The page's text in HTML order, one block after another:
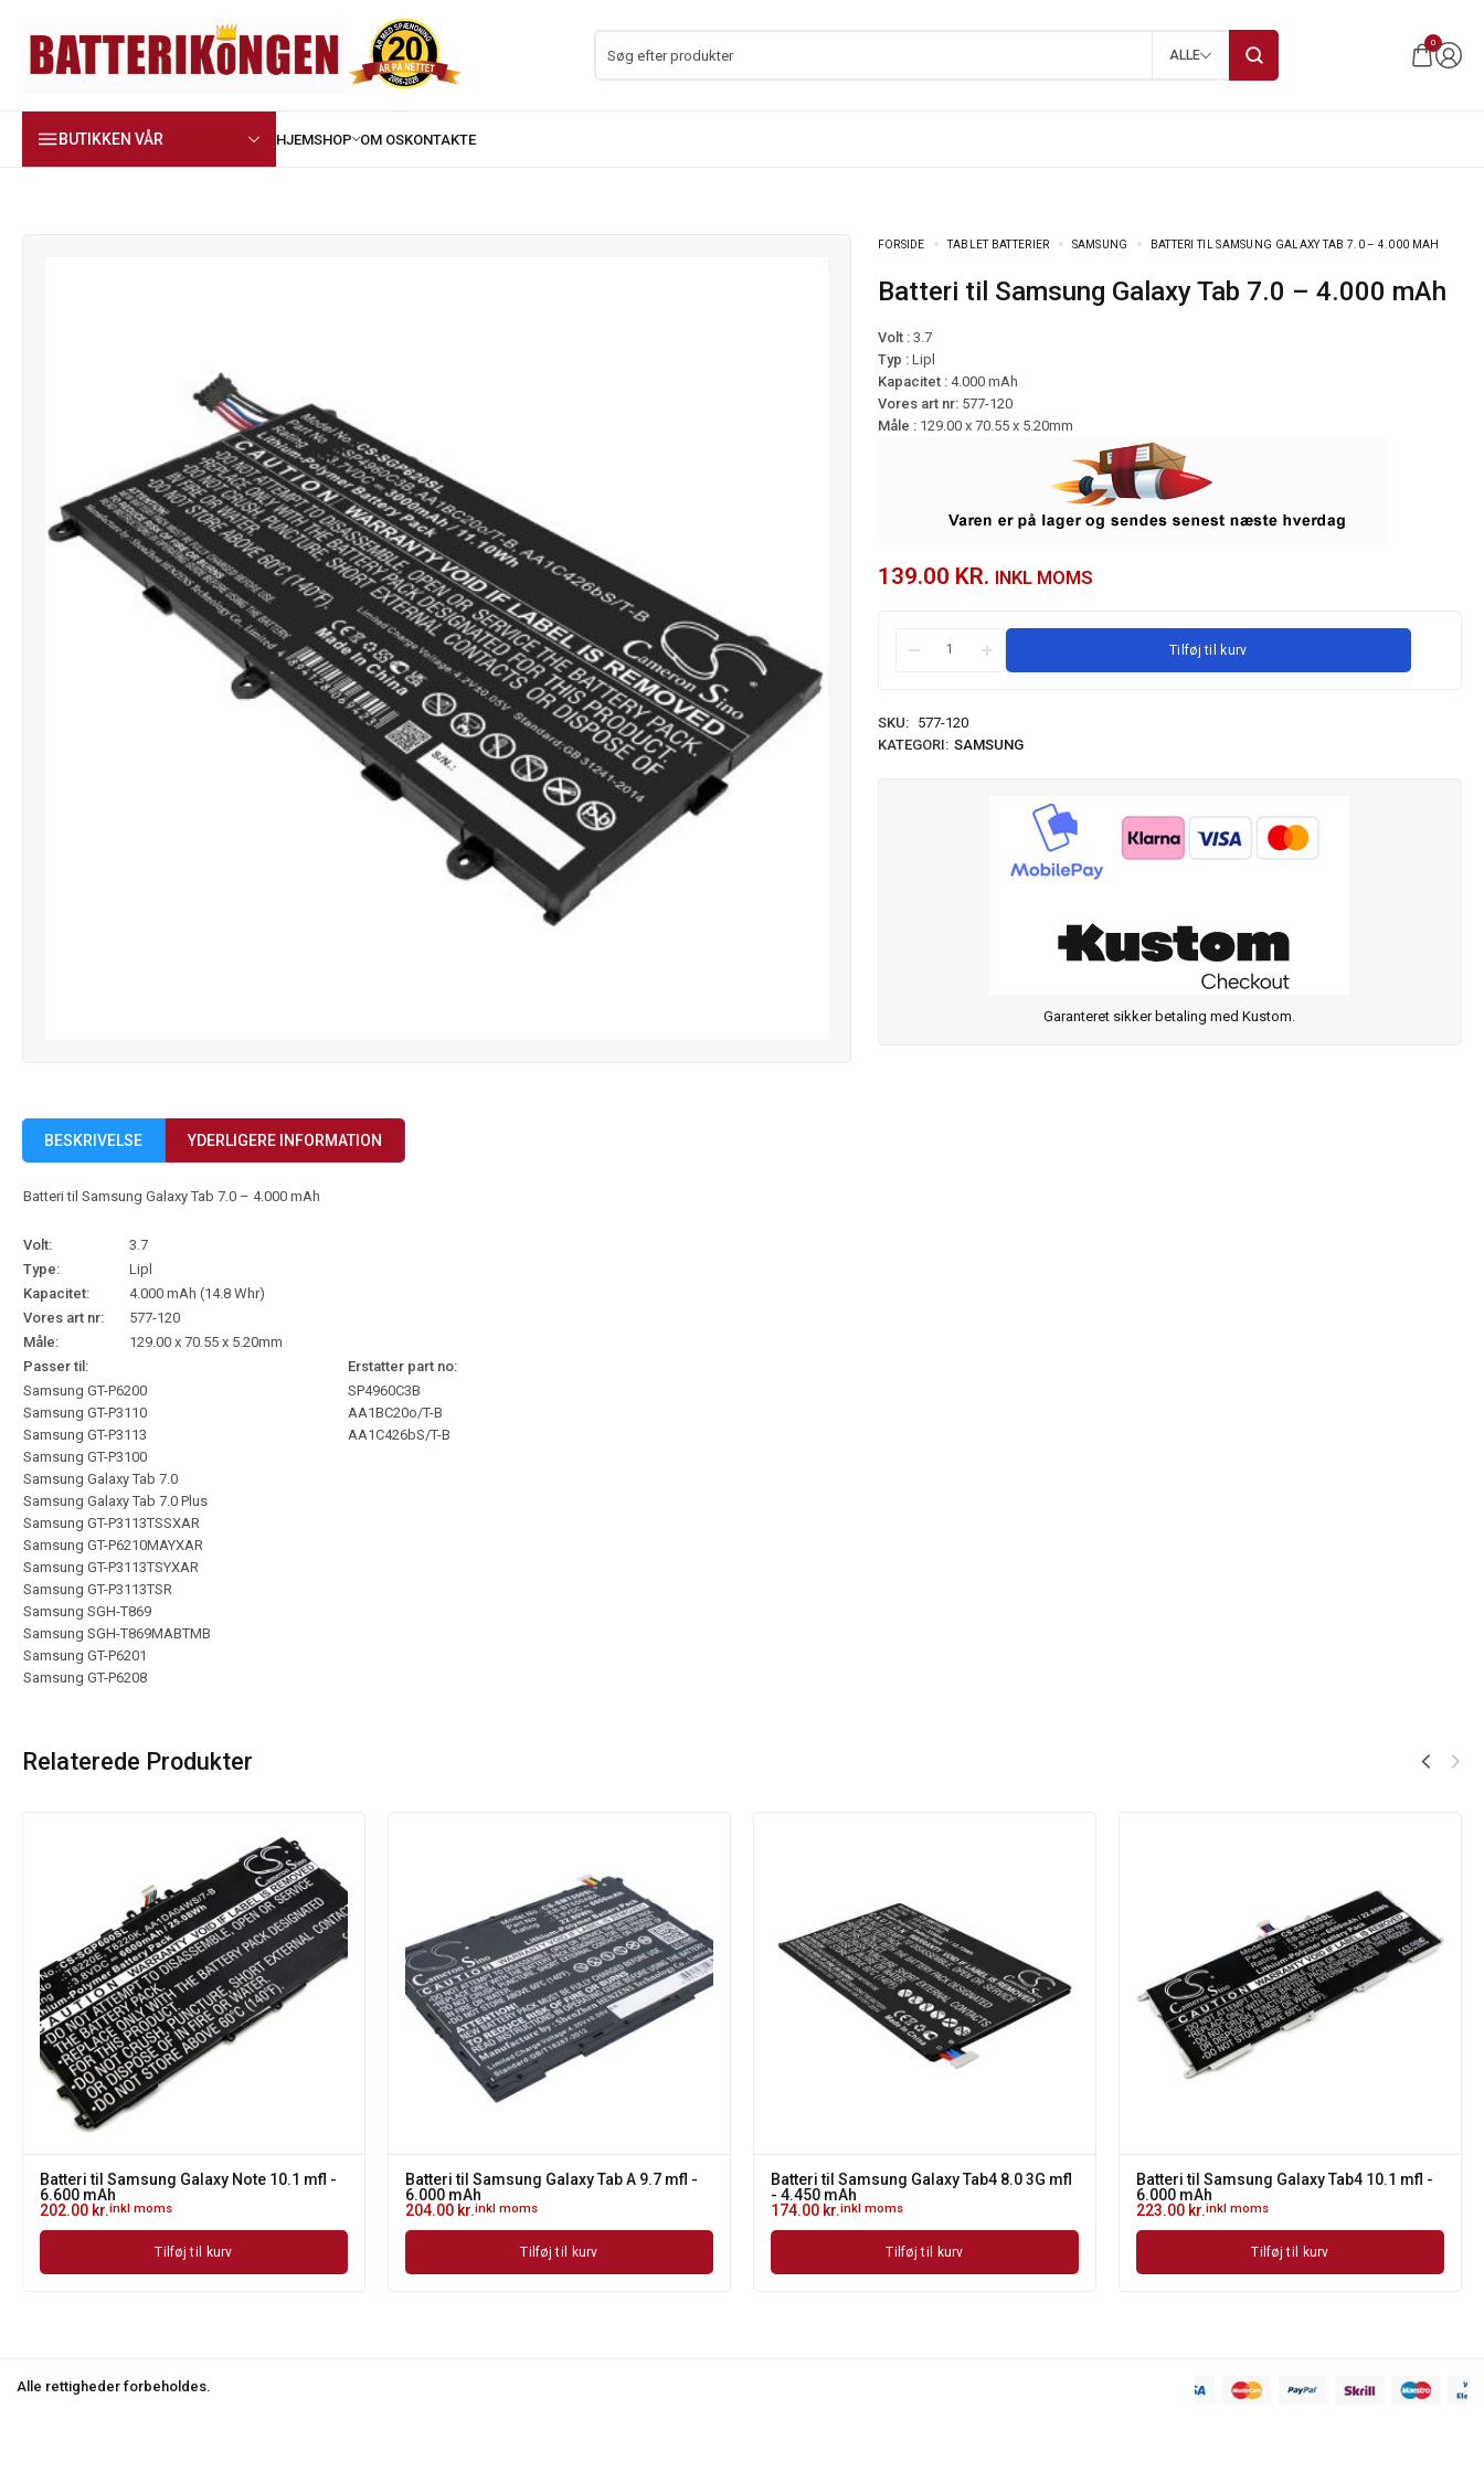
ALLE
0
BUTIKKEN VÅR
FORSIDE TABLET BATTERIER SAMSUNG BATTERI TIL SAMSUNG GALAXY TAB 7.0 – 4.000 MAH
Batteri til Samsung Galaxy Tab 7.0 – 4.000 mAh
Volt :3.7
Typ : Lipl
Kapacitet : 4.000 mAh
Vores art nr: 577-120
Måle : 129.00 x 70.55 x 5.20mm
139.00 KR. INKL MOMS
Tilføj til kurv
SKU:
577-120
KATEGORI: SAMSUNG
Garanteret sikker betaling med Kustom.
BESKRIVELSE YDERLIGERE INFORMATION
Batteri til Samsung Galaxy Tab 7.0 – 4.000 mAh
Volt:
3.7
Type:
Lipl
Kapacitet:
4.000 mAh (14.8 Whr)
Vores art nr:
577-120
Måle:
129.00 x 70.55 x 5.20mm
Passer til:
Erstatter part no:
Samsung GT-P6200
Samsung GT-P3110
Samsung GT-P3113
Samsung GT-P3100
Samsung Galaxy Tab 7.0
Samsung Galaxy Tab 7.0 Plus
Samsung GT-P3113TSSXAR
Samsung GT-P6210MAYXAR
Samsung GT-P3113TSYXAR
Samsung GT-P3113TSR
Samsung SGH-T869
Samsung SGH-T869MABTMB
Samsung GT-P6201
Samsung GT-P6208
SP4960C3B
AA1BC20o/T-B
AA1C426bS/T-B
Relaterede Produkter
Batteri til Samsung Galaxy Note 10.1 mfl -
6.600 mAh
202.00 kr.inkl moms
Tilføj til kurv
Batteri til Samsung Galaxy Tab A 9.7 mfl -
6.000 mAh
204.00 kr.inkl moms
Tilføj til kurv
Batteri til Samsung Galaxy Tab4 8.0 3G mfl
- 4.450 mAh
174.00 kr.inkl moms
Tilføj til kurv
Batteri til Samsung Galaxy Tab4 10.1 mfl -
6.000 mAh
223.00 kr.inkl moms
Tilføj til kurv
Alle rettigheder forbeholdes.